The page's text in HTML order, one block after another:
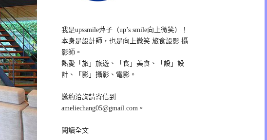
我是upssmile萍子（up’s smile向上微笑）！
本身是設計師，也是向上微笑 旅食設影 攝
影師。
熱愛「旅」旅遊、「食」美食、「設」設
計、「影」攝影、電影。
邀約洽詢請寄信到
ameliechang05@gmail.com。
閱讀全文